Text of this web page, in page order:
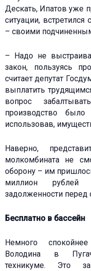
Дескать, Ипатов уже
ситуации,
– своими
– Надо не
закон, пользуясь
считает депутат
выплатить
вопрос
производство
использовав,
Наверно,
молкомбината не
оборону – им
миллион рублей
задолженности
Бесплатно в бассейн
Немного
Володина в
техникуме. Это